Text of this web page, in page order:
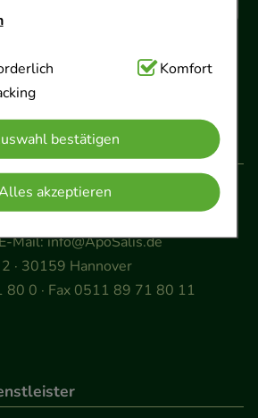
Hierbei handelt es sich um
Grundfunktionen unserer
sind (z.B. Navigation,
weshalb auf diese nicht
kann.
werden genutzt um das
ansprechender zu gestalten,
Wiedererkennung des
Seite an bevorzugte
Spracheinstellung)
Partnerprogramm zu
Komfort
bestätigen
akzeptieren
9.00 bis 17.00 Uhr
Mail:info@ApoSalis.de
· 30159 Hannover
0 · Fax 0511 89 71 80 11